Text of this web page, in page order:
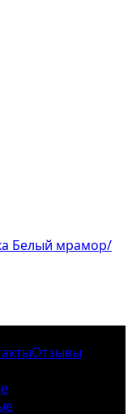
Белый мрамор/
Отзывы